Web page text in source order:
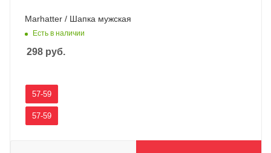
Marhatter / Шапка мужская
Есть в наличии
298 руб.
57-59
57-59